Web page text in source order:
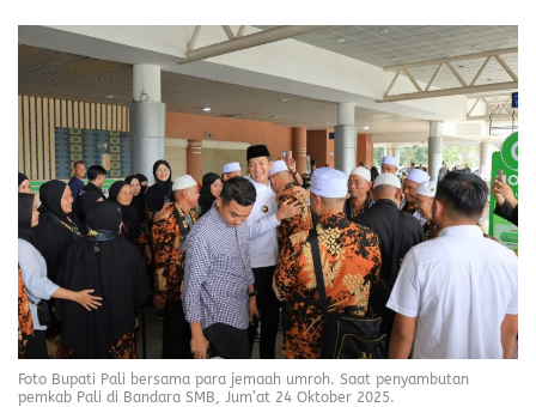
Foto Bupati Pali bersama para jemaah umroh. Saat penyambutan
pemkab Pali di Bandara SMB, Jum’at 24 Oktober 2025.